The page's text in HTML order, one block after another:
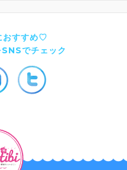
おすすめ♡
でチェック